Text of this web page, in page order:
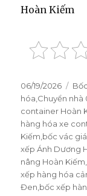
Hoàn Kiếm
Đăng
vào
ngày
06/19/2026
hóa Chuyển nhà
container Hoàn
hàng hóa xe
Kiếm bốc vác
xếp Ánh Dương
nâng Hoàn Kiếm
xếp hàng hóa
Đen bốc xếp